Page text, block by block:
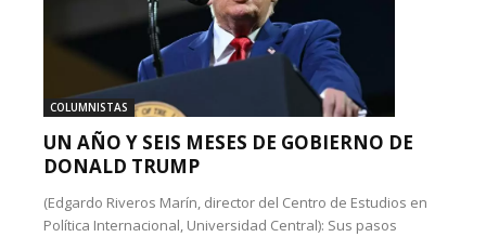
COLUMNISTAS
UN AÑO Y SEIS MESES DE GOBIERNO DE
DONALD TRUMP
(Edgardo Riveros Marín, director del Centro de Estudios en
Política Internacional, Universidad Central): Sus pasos